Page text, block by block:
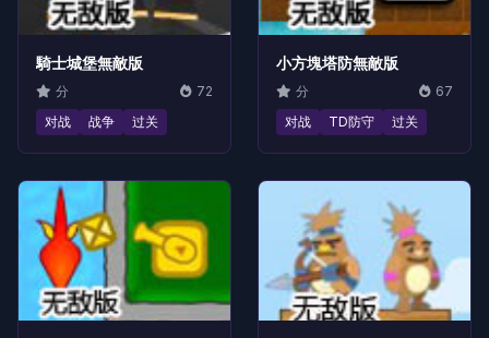
騎士城堡無敵版
分
72
对战
战争 过关
小方塊塔防無敵版
分
67
对战
TD防守 过关